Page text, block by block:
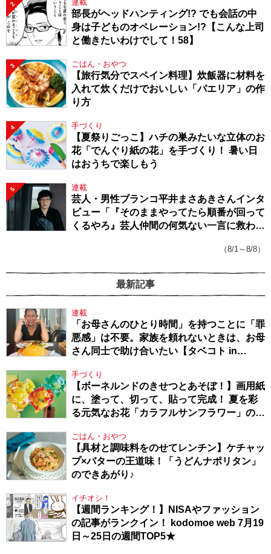
2 連載
部長がヘッドハンティング!? でも会話の中
身は子どものオペレーション!?【こんな上司
と働きたいわけでして！58】
3 ごはん・おやつ
【旅行気分でスペイン料理】炊飯器に材料を
入れて炊くだけでおいしい「パエリア」の作
り方
4 手づくり
【夏祭りごっこ】ハチの巣みたいな立体のお
花「でんぐり紙の花」を手づくり！ 暑い日
はおうちで楽しもう
5 連載
芸人・男性ブランコ平井まさあきさんインタ
ビュー「『そのままやってたら順番が回って
くるやろ』芸人仲間の何気ない一言に救われ
（8/1～8/8）
最新記事
連載
「お母さんのひとり時間」を持つことに「罪
悪感」は不要。家族を頼れないときは、お母
さん同士で助け合いたい【タベコト in
手づくり
【ボーネルンドのきせつとあそぼ！】画用紙
に、塗って、切って、貼って完成！ 夏を彩
る元気なお花「カラフルサンフラワー」の作
ごはん・おやつ
【具材と調味料をのせてレンチン】ケチャッ
プ×バターの王道味！「うどんナポリタン」
のできあがり♪
イチオシ！
【週間ランキング！】NISAやファッション
の記事がランクイン！ kodomoe web 7月19
日～25日の週間TOP5★